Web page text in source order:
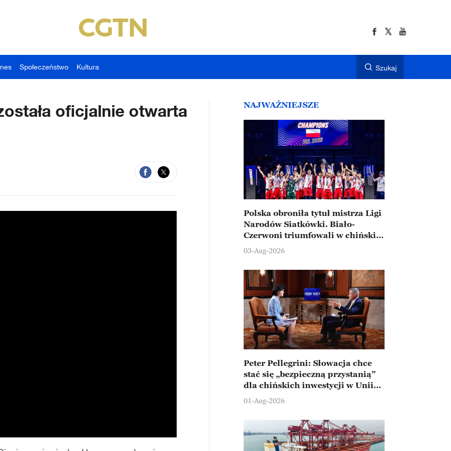
Społeczeństwo Kultura Szukaj
oficjalnie otwarta NAJWAŻNIEJSZE
Polska obroniła tytuł mistrza Ligi
Narodów Siatkówki. Biało-
Czerwoni triumfowali w chińskim
Ningbo
03-Aug-2026
Peter Pellegrini: Słowacja chce
stać się „bezpieczną przystanią”
dla chińskich inwestycji w Unii
Europejskiej
01-Aug-2026